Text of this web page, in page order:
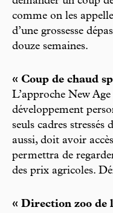
comme on les
d’une grossesse
douze semaines.
« Coup de chaud
L’approche New
développement
seuls cadres stressés
aussi, doit avoir
permettra de
des prix agricoles.
« Direction zoo de